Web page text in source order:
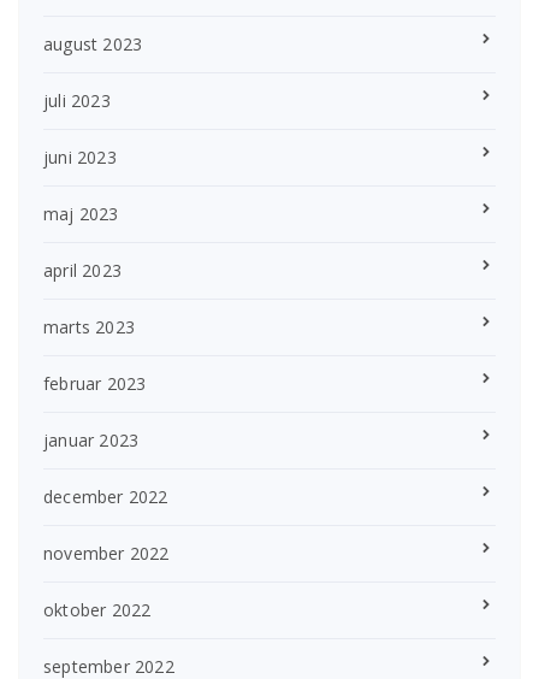
august 2023
juli 2023
juni 2023
maj 2023
april 2023
marts 2023
februar 2023
januar 2023
december 2022
november 2022
oktober 2022
september 2022